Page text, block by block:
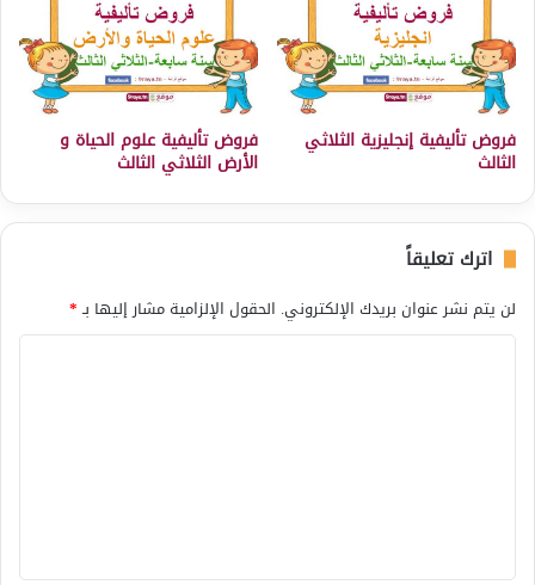
فروض تأليفية إنجليزية الثلاثي
الثالث
فروض تأليفية علوم الحياة و
الأرض الثلاثي الثالث
اترك تعليقاً
لن يتم نشر عنوان بريدك الإلكتروني. الحقول الإلزامية مشار إليها بـ*